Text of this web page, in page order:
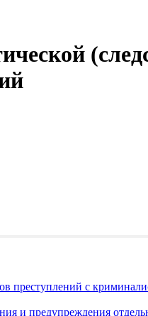
преступлений с
и предупреждения